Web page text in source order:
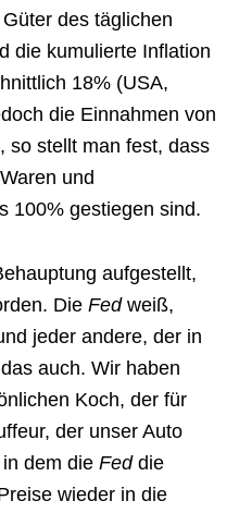
des täglichen
die kumulierte Inflation
18% (USA,
die Einnahmen von
so stellt man fest, dass
und
100% gestiegen sind.
aufgestellt,
Die Fedweiß,
jeder andere, der in
auch. Wir haben
Koch, der für
der unser Auto
dem die Feddie
wieder in die